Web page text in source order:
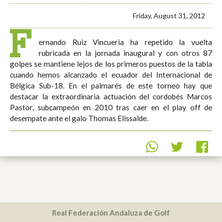
Friday, August 31, 2012
F
ernando Ruiz Vincueria ha repetido la vuelta
rubricada en la jornada inaugural y con otros 87
golpes se mantiene lejos de los primeros puestos de la tabla
cuando hemos alcanzado el ecuador del Internacional de
Bélgica Sub-18. En el palmarés de este torneo hay que
destacar la extraordinaria actuación del cordobés Marcos
Pastor, subcampeón en 2010 tras caer en el play off de
desempate ante el galo Thomas Elissalde.
Real Federación Andaluza de Golf